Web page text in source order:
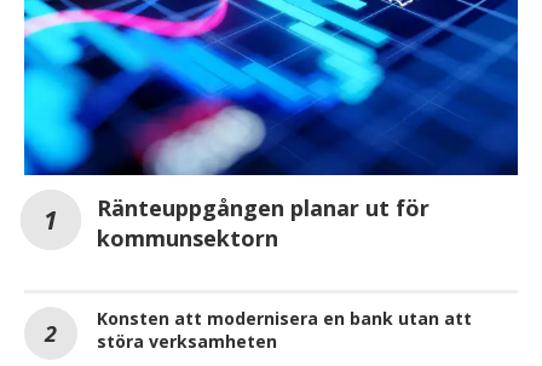
Ränteuppgången planar ut för
kommunsektorn
Konsten att modernisera en bank utan att
störa verksamheten